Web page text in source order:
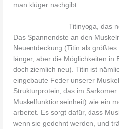
man klüger nachgibt.
Titinyoga, das
Das Spannendste an den
Neuentdeckung (Titin als
länger, aber die Möglichkeiten in
doch ziemlich neu). Titin ist
eingebaute Feder unserer
Strukturprotein, das im Sarkomer
Muskelfunktionseinheit) wie ein
arbeitet. Es sorgt dafür, dass
wenn sie gedehnt werden, und